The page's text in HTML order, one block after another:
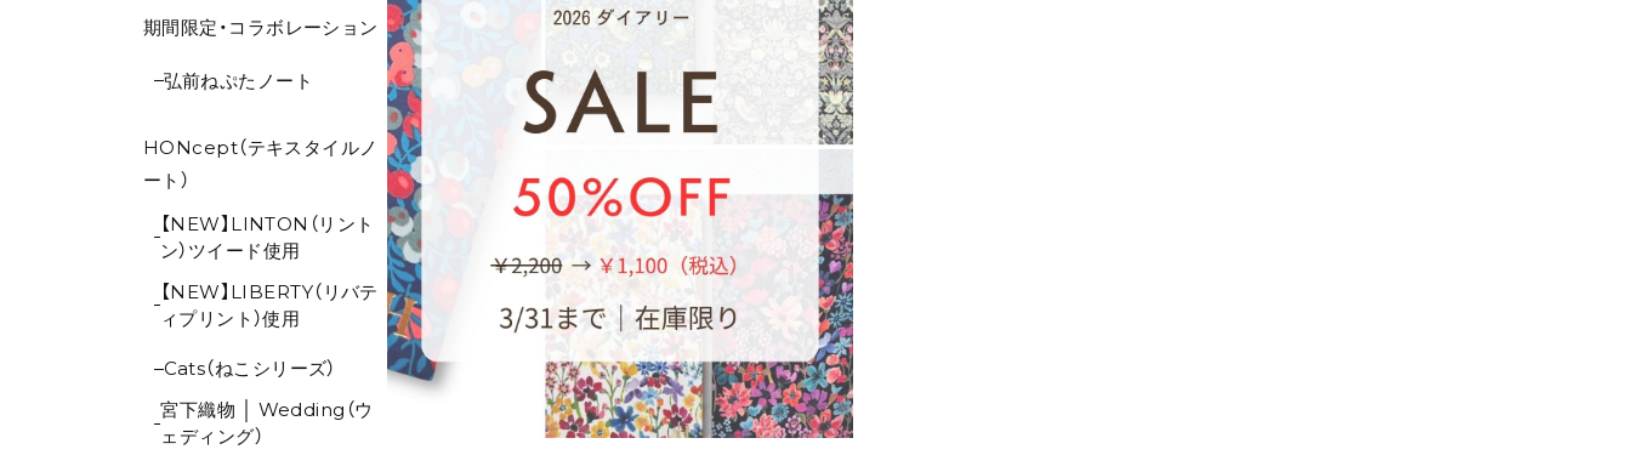
期間限定・コラボレーション
弘前ねぷたノート
HONcept（テキスタイルノ
ート）
【NEW】LINTON（リント
ン）ツイード使用
【NEW】LIBERTY（リバテ
ィプリント）使用
Cats（ねこシリーズ）
宮下織物 │ Wedding（ウ
ェディング）